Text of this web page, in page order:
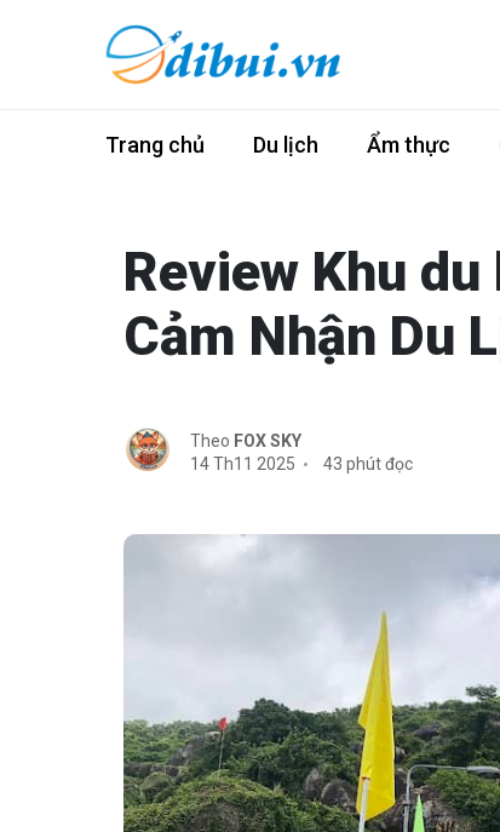
Trang chủ Du lịch Ẩm thực
Review Khu
Cảm Nhận Du
Theo FOX SKY
14 Th11 2025
43 phút đọc